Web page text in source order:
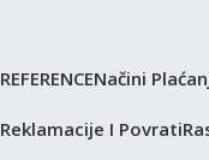
REFERENCENačini
Reklamacije I Povrati